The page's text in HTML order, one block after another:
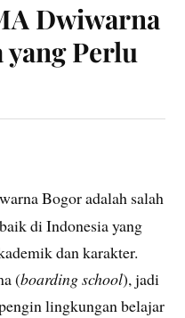
Dwiwarna
yang Perlu
Bogor adalah salah
di Indonesia yang
dan karakter.
(boarding school), jadi
lingkungan belajar